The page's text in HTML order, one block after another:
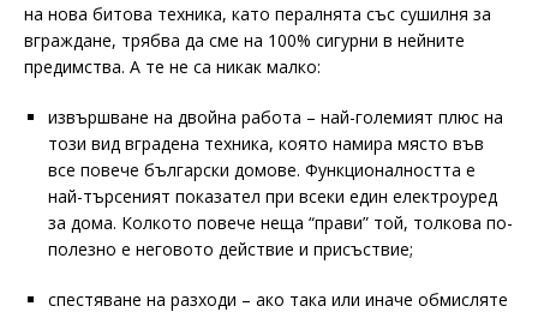
на нова битова техника, като пералнята със сушилня за
вграждане, трябва да сме на 100% сигурни в нейните
предимства. А те не са никак малко:
извършване на двойна работа – най-големият плюс на
този вид вградена техника, която намира място във
все повече български домове. Функционалността е
най-търсеният показател при всеки един електроуред
за дома. Колкото повече неща “прави” той, толкова по-
полезно е неговото действие и присъствие;
спестяване на разходи – ако така или иначе обмисляте